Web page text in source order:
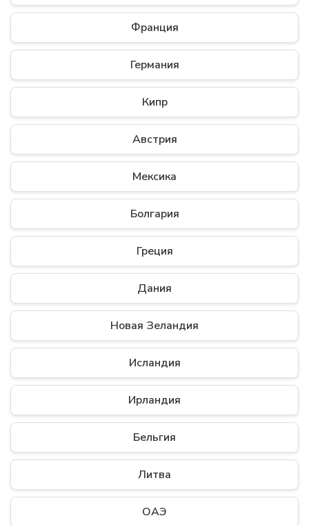
Франция
Германия
Кипр
Австрия
Мексика
Болгария
Греция
Дания
Новая Зеландия
Исландия
Ирландия
Бельгия
Литва
ОАЭ